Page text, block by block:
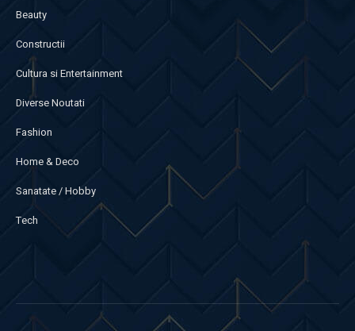
Beauty
Constructii
Cultura si Entertainment
Diverse Noutati
Fashion
Home & Deco
Sanatate / Hobby
Tech